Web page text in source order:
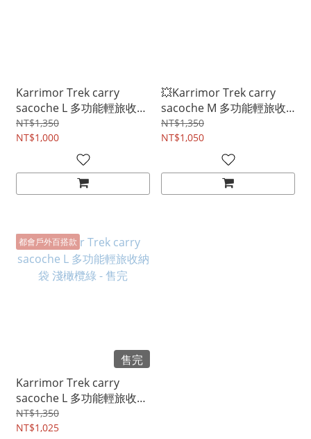
Karrimor Trek carry
sacoche L 多功能輕旅收納
袋 黑
NT$1,350
NT$1,000
💥Karrimor Trek carry
sacoche M 多功能輕旅收
納袋 [多色點入選擇]
NT$1,350
NT$1,050
都會戶外百搭款
售完
Karrimor Trek carry
sacoche L 多功能輕旅收納
袋 淺橄欖綠 - 售完
NT$1,350
NT$1,025